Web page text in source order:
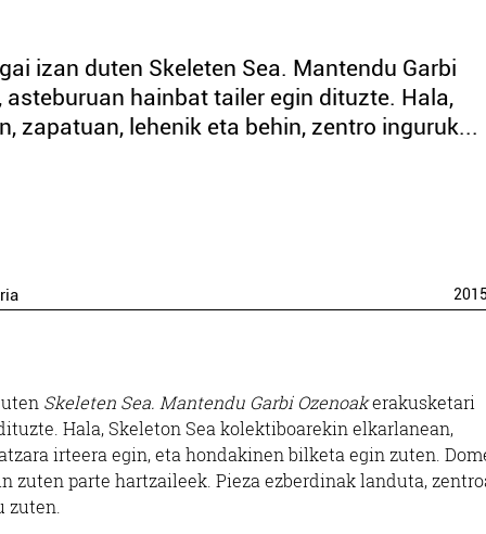
izan duten Skeleten Sea. Mantendu Garbi
hainbat tailer egin dituzte. Hala,
zapatuan, lehenik eta behin, zentro inguruk...
Skeleten Sea. Mantendu Garbi Ozenoakerakusketari
Hala, Skeleton Sea kolektiboarekin elkarlanean,
irteera egin, eta hondakinen bilketa egin zuten.
zuten parte hartzaileek. Pieza ezberdinak landuta,